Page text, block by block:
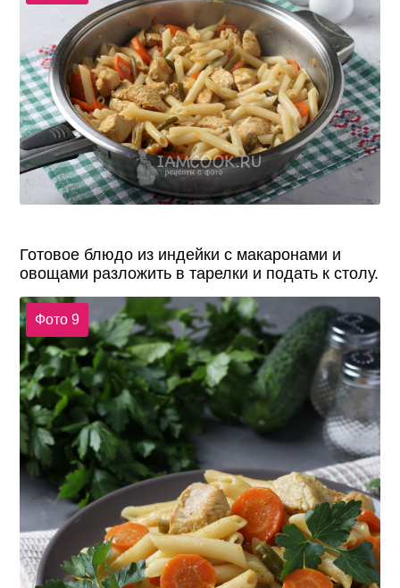
Готовое блюдо из индейки с макаронами и
овощами разложить в тарелки и подать к столу.
Фото 9